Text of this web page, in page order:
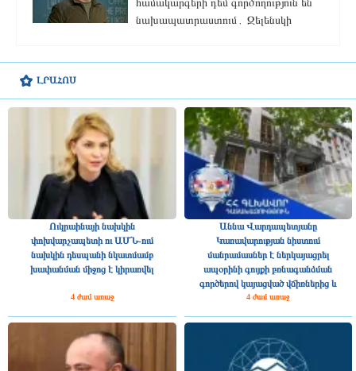
ԼՐԱՀՈՍ
Ուկրաինայի նախկին
փոխվարչապետի ու ԱՄՆ-ում
նախկին դեսպանի նկատմամբ
խափանման միջոց է կիրառվել
4 ժամ առաջ
Աննա Վարդապետյանը
Կառավարության նիստում
մանրամասներ է ներկայացրել
ապօրինի գույքի բռնագանձման
գործերով կայացված վճիռներից և
հայցերից
4 ժամ առաջ
համակարգերի դեմ գործողություն են
նախապատրաստում․ Զելենսկի